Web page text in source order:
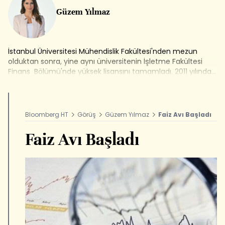
Güzem Yılmaz
İstanbul Üniversitesi Mühendislik Fakültesi'nden mezun
olduktan sonra, yine aynı üniversitenin İşletme Fakültesi
Finans Bölümü'nde yüksek lisansını tamamladı. 2011 yılında
araştırmalar departmanlarında görev aldı. 2013 Haziranı'nda
şu anda Fokus, Girişimcilik Dünyası ve Piyasa Hattı
programlarını sunuyor.
Bloomberg HT Görüş Güzem Yılmaz Faiz Avı Başladı
Faiz Avı Başladı